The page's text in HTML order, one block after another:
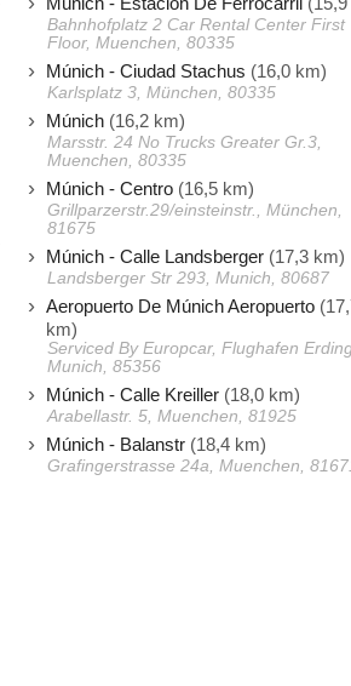
Bahnhofplatz 2 Car Rental Center First
Floor, Muenchen, 80335
Múnich - Ciudad Stachus (16,0 km)
Karlsplatz 3, München, 80335
Múnich (16,2 km)
Marsstr. 24 No Trucks Greater Gr.3,
Muenchen, 80335
Múnich - Centro (16,5 km)
Grillparzerstr.29/einsteinstr., München,
81675
Múnich - Calle Landsberger (17,3 km)
Landsberger Str 293, Munich, 80687
Aeropuerto De Múnich Aeropuerto
km)
Serviced By Europcar, Flughafen
Munich, 85356
Múnich - Calle Kreiller (18,0 km)
Arabellastr. 5, Muenchen, 81925
Múnich - Balanstr (18,4 km)
Grafingerstrasse 24a, Muenchen,